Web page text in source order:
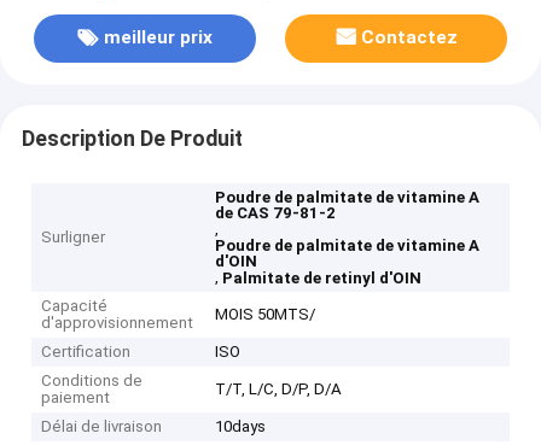
meilleur prix Contactez
Description De Produit
Surligner
Poudre de palmitate de vitamine A
de CAS 79-81-2
,
Poudre de palmitate de vitamine A
d'OIN
, Palmitate de retinyl d'OIN
Capacité
d'approvisionnement
MOIS 50MTS/
Certification
ISO
Conditions de
paiement
T/T, L/C, D/P, D/A
Délai de livraison 10days